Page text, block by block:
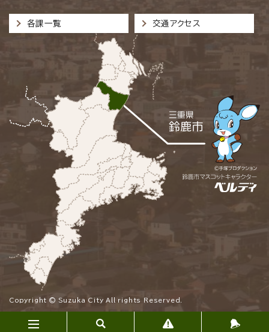
各課一覧 交通アクセス
Copyright © Suzuka City All rights Reserved.